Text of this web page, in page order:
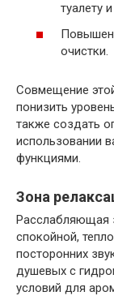
туалету
очистки.
Совмещение
понизить
также создать
использовании
функциями.
Зона
Расслабляющая
спокойной,
посторонних
душевых с
условий для